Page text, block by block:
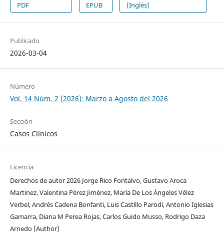
PDF
EPUB
(Inglés)
Publicado
2026-03-04
Número
Vol. 14 Núm. 2 (2026): Marzo a Agosto del 2026
Sección
Casos Clínicos
Licencia
Derechos de autor 2026 Jorge Rico Fontalvo, Gustavo Aroca
Martinez, Valentina Pérez Jiménez, María De Los Ángeles Vélez
Verbel, Andrés Cadena Bonfanti, Luis Castillo Parodi, Antonio Iglesias
Gamarra, Diana M Perea Rojas, Carlos Guido Musso, Rodrigo Daza
Arnedo (Author)